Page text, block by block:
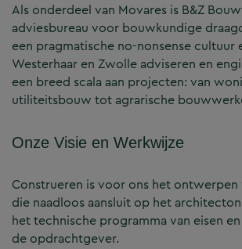
Als onderdeel van Movares is B&Z
adviesbureau voor bouwkundige
een pragmatische no-nonsense cultuur
Westerhaar en Zwolle adviseren en
een breed scala aan projecten: van
utiliteitsbouw tot agrarische
Onze Visie en Werkwijze
Construeren is voor ons het ontwerpen
die naadloos aansluit op het
het technische programma van eisen
de opdrachtgever.